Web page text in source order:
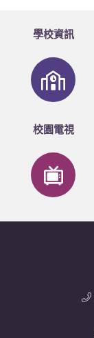
學校資訊
校園電視